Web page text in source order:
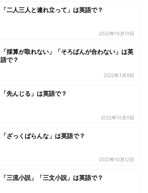
「二人三人と連れ立って」は英語で？
2022年10月19日
「採算が取れない」「そろばんが合わない」は英
語で？
2022年3月8日
「先んじる」は英語で？
2022年10月9日
「ざっくばらんな」は英語で？
2022年10月12日
「三流小説」「三文小説」は英語で？